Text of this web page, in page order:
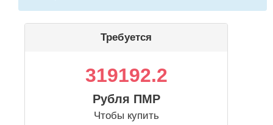
Требуется
319192.2
Рубля ПМР
Чтобы купить